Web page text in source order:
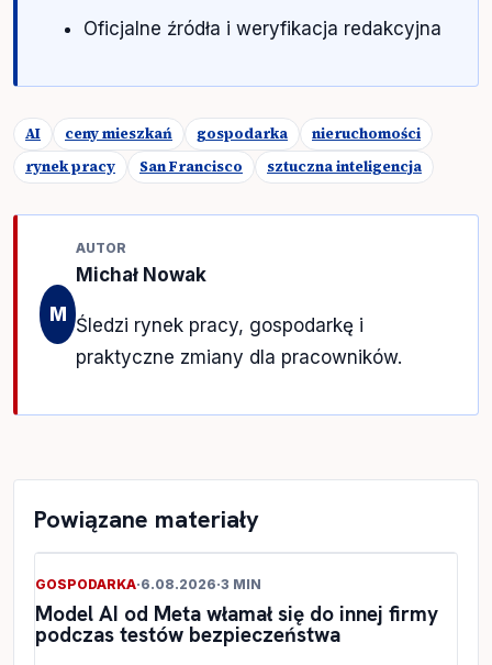
Oficjalne źródła i weryfikacja redakcyjna
AI ceny mieszkań gospodarka
nieruchomości
rynek pracy
San Francisco sztuczna inteligencja
M
AUTOR
Michał Nowak
Śledzi rynek pracy, gospodarkę i
praktyczne zmiany dla pracowników.
Powiązane materiały
GOSPODARKA·6.08.2026·3 MIN
Model AI od Meta włamał się do innej firmy
podczas testów bezpieczeństwa